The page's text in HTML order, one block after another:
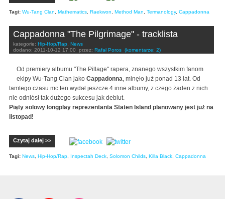
Tagi: Wu-Tang Clan, Mathematics, Raekwon, Method Man, Termanology, Cappadonna
Cappadonna "The Pilgrimage" - tracklista
kategorie: Hip-Hop/Rap, News
dodano: 2011-10-12 17:00 przez: Rafał Poros (komentarze: 2)
Od premiery albumu "The Pillage" rapera, znanego wszystkim fanom
ekipy Wu-Tang Clan jako Cappadonna, minęło już ponad 13 lat. Od
tamtego czasu mc ten wydał jeszcze 4 inne albumy, z czego żaden z nich
nie odniósł tak dużego sukcesu jak debiut.
Piąty solowy longplay reprezentanta Staten Island planowany jest już na
listopad!
Czytaj dalej >>
Tagi: News, Hip-Hop/Rap, Inspectah Deck, Solomon Childs, Killa Black, Cappadonna